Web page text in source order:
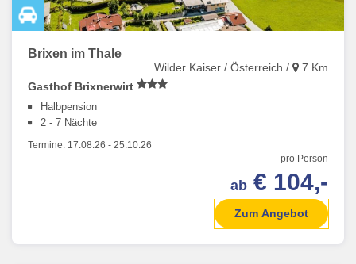
Brixen im Thale
Wilder Kaiser / Österreich /
7 Km
Gasthof Brixnerwirt
Halbpension
2 - 7 Nächte
Termine: 17.08.26 - 25.10.26
pro Person
ab € 104,-
Zum Angebot